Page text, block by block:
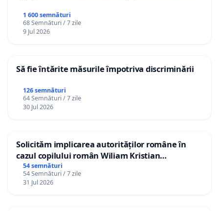
1 600 semnături
68 Semnături / 7 zile
9 Jul 2026
Să fie întărite măsurile împotriva discriminării
126 semnături
64 Semnături / 7 zile
30 Jul 2026
Solicităm implicarea autorităților române în
cazul copilului român Wiliam Kristian
Gheorghe, aflat în plasament în Danemarca de
12 ani
54 semnături
54 Semnături / 7 zile
31 Jul 2026